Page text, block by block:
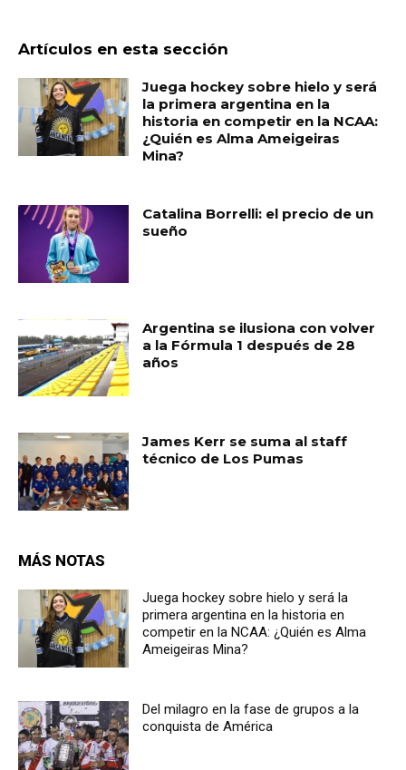
Artículos en esta sección
Juega hockey sobre hielo y será
la primera argentina en la
historia en competir en la NCAA:
¿Quién es Alma Ameigeiras
Mina?
Catalina Borrelli: el precio de un
sueño
Argentina se ilusiona con volver
a la Fórmula 1 después de 28
años
James Kerr se suma al staff
técnico de Los Pumas
MÁS NOTAS
Juega hockey sobre hielo y será la
primera argentina en la historia en
competir en la NCAA: ¿Quién es Alma
Ameigeiras Mina?
Del milagro en la fase de grupos a la
conquista de América